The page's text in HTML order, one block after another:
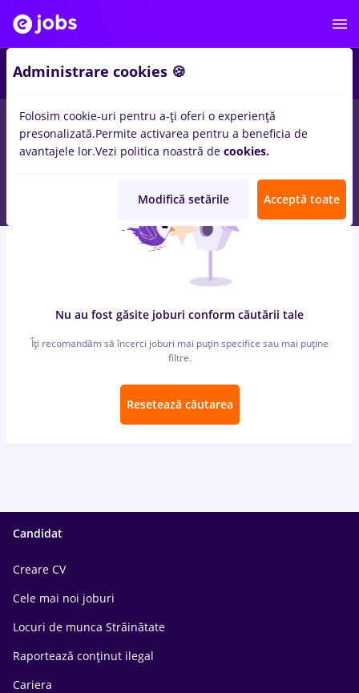
locuri de muncaarabesque pentru Fara experienta
Telecom
Nu au fost găsite joburi conform căutării tale
Îți recomandăm să încerci joburi mai puțin specifice sau mai puține
filtre.
Resetează căutarea
Candidat
Creare CV
Cele mai noi joburi
Locuri de munca Străinătate
Raportează conținut ilegal
Cariera
Administrare cookies 🍪
Folosim cookie-uri pentru a-ți oferi o experiență
presonalizată.Permite activarea pentru a beneficia de
avantajele lor.Vezi politica noastră de cookies.
Modifică setările Acceptă toate